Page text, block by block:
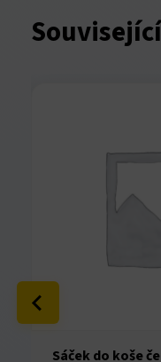
panel
panel
panel
Sáček do koše